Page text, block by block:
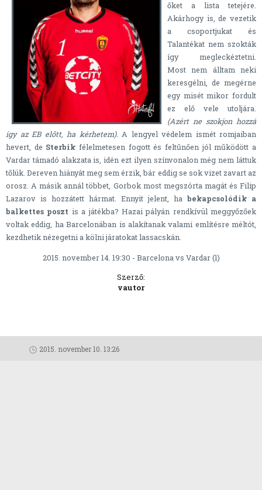
őket a lista tetejére.
Akárhogy is, de vezetik
a csoportjukat és
Talantékat nem szokták
így megleckéztetni.
Most nem álltam neki
keresgélni, de megérne
egy misét mikor fordult
ez elő vele utoljára.
(Azért ne szokjon hozzá
így az EB előtt, ha kérhetem). A lengyel védelem ismét romjaiban
hevert, de Sterbik félelmetesen fogott és feltűnően jól működött a
Vardar támadó alakzata is, idén ezt ilyen színvonalon még nem láttuk
tőlük. Dereven hiányát meg sem érzik, bár eddig se sok vizet zavart az
orosz. A másik annál többet, Gorbok most megszórta magát és Filip
Lazarov is hozzátett hármat. Ennyit jelent, ha bekapcsolódik a
balkettes poszt is a játékba? Hazai pályán rendkívül meggyőzőek
voltak eddig, ha Barcelonában is alakítanak valami említésre méltót,
kezdhetik nézegetni a kölni járatokat lassacskán.
2015. november 14. 19:30 - Barcelona vs Vardar (1)
Szerző:
vautor
2015. november 10. 13:26